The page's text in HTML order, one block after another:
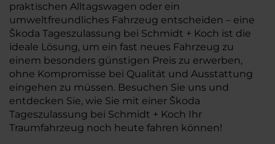
praktischen Alltagswagen oder ein
umweltfreundliches Fahrzeug entscheiden – eine
Škoda Tageszulassung bei Schmidt + Koch ist die
ideale Lösung, um ein fast neues Fahrzeug zu
einem besonders günstigen Preis zu erwerben,
ohne Kompromisse bei Qualität und Ausstattung
eingehen zu müssen. Besuchen Sie uns und
entdecken Sie, wie Sie mit einer Škoda
Tageszulassung bei Schmidt + Koch Ihr
Traumfahrzeug noch heute fahren können!